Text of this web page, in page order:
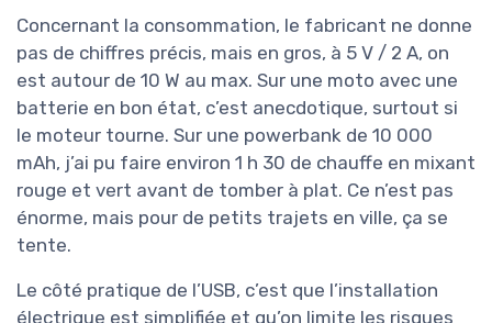
Concernant la consommation, le fabricant ne donne
pas de chiffres précis, mais en gros, à 5 V / 2 A, on
est autour de 10 W au max. Sur une moto avec une
batterie en bon état, c’est anecdotique, surtout si
le moteur tourne. Sur une powerbank de 10 000
mAh, j’ai pu faire environ 1 h 30 de chauffe en mixant
rouge et vert avant de tomber à plat. Ce n’est pas
énorme, mais pour de petits trajets en ville, ça se
tente.
Le côté pratique de l’USB, c’est que l’installation
électrique est simplifiée et qu’on limite les risques